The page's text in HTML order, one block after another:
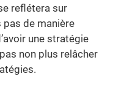
reflétera sur
pas de manière
une stratégie
non plus relâcher